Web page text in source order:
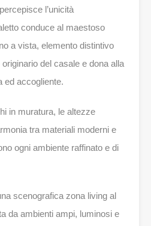
l’unicità
conduce al maestoso
a vista, elemento distintivo
del casale e dona alla
ed accogliente.
in muratura, le altezze
tra materiali moderni e
ogni ambiente raffinato e di
scenografica zona living al
da ambienti ampi, luminosi e